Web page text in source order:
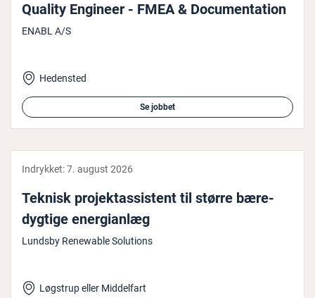
Quality Engineer - FMEA & Do­cu­men­ta­tion
ENABL A/S
Hedensted
Se jobbet
Indrykket:7. august 2026
Teknisk pro­jek­tas­si­stent til større bæ­re­
dyg­ti­ge ener­gi­an­læg
Lundsby Renewable Solutions
Løgstrup eller Middelfart